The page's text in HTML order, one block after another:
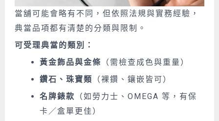
當舖可能會略有不同，但依照法規與實務經驗，
典當品項都有清楚的分類與限制。
可受理典當的類別：
黃金飾品與金條
（需檢查成色與重量）
鑽石、珠寶類
（裸鑽、鑲嵌皆可）
名牌錶款
（如勞力士、OMEGA 等， 有保
卡／盒單更佳 ）